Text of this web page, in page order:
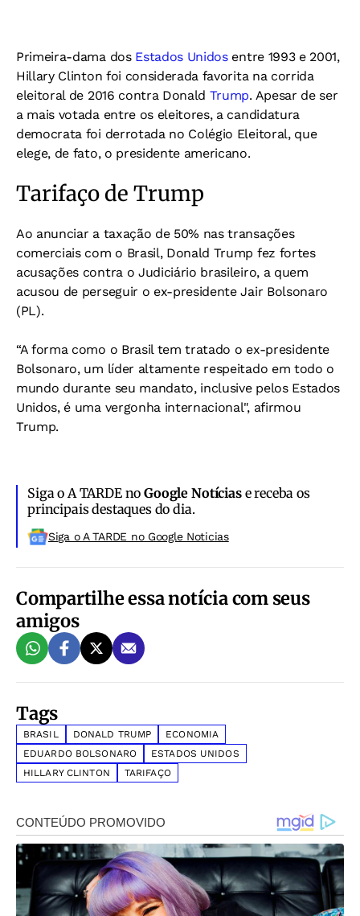
Primeira-dama dos Estados Unidosentre 1993 e 2001,
Hillary Clinton foi considerada favorita na corrida
eleitoral de 2016 contra Donald Trump. Apesar de ser
a mais votada entre os eleitores, a candidatura
democrata foi derrotada no Colégio Eleitoral, que
elege, de fato, o presidente americano.
Tarifaço de Trump
Ao anunciar a taxação de 50% nas transações
comerciais com o Brasil, Donald Trump fez fortes
acusações contra o Judiciário brasileiro, a quem
acusou de perseguir o ex-presidente Jair Bolsonaro
(PL).
“A forma como o Brasil tem tratado o ex-presidente
Bolsonaro, um líder altamente respeitado em todo o
mundo durante seu mandato, inclusive pelos Estados
Unidos, é uma vergonha internacional", afirmou
Trump.
Siga o A TARDE noGoogle Notíciase receba os
principais destaques do dia.
Siga o A TARDE no Google Noticias
Compartilhe essa notícia com seus
amigos
Tags
BRASIL DONALD TRUMP
ECONOMIA
EDUARDO BOLSONARO
ESTADOS UNIDOS
HILLARY CLINTON
TARIFAÇO